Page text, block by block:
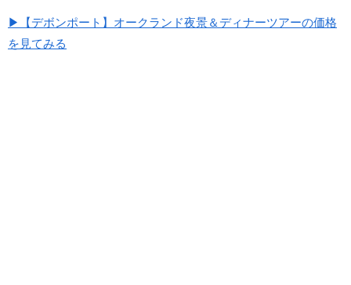
▶【デボンポート】オークランド夜景＆ディナーツアーの価格
を見てみる